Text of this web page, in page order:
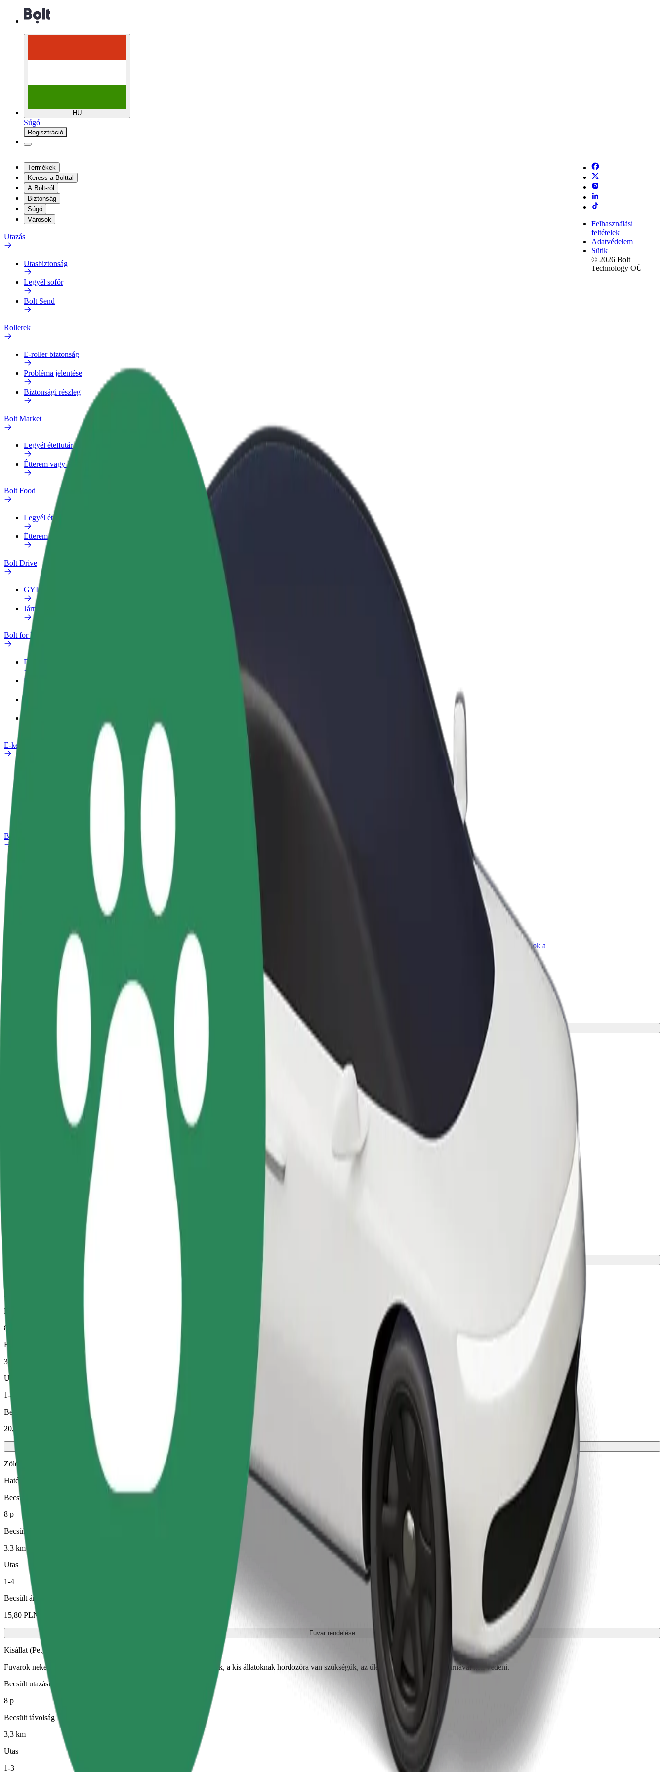
HU
Súgó
Regisztráció
Termékek
Keress a Bolttal
A Bolt-ról
Biztonság
Súgó
Városok
Utazás
Utasbiztonság
Legyél sofőr
Bolt Send
Rollerek
E-roller biztonság
Probléma jelentése
Biztonsági részleg
Bolt Market
Legyél ételfutár
Étterem vagy üzlet hozzáadása
Bolt Food
Legyél ételfutár
Étterem vagy üzlet hozzáadása
Bolt Drive
GYIK
Jármű jelentése
Bolt for Business
Előnyök
Üzleti profil
E-kerékpárok
Bolt Plus
Pénzkereseti lehetőség
igényeidre szabva
Legyél futár és részesülj heti
Bolt for Business
Bolt termékek és szolgáltatások a
vállalatodra szabva
Felhasználási
feltételek
Adatvédelem
Sütik
© 2026 Bolt
Technology OÜ
Utazás EXBUD Arena és Wojewódzki Szpital Zespolony között
A leggyorsabb utat keresed EXBUD Arena és Wojewódzki Szpital Zespolony között? Fedezd fel szolgáltatásainkat, és találd meg a tökéletes megoldást az utazásodhoz.
Irány az alkalmazás
Wojewódzki Szpital Zespolony
A kényelem és komfort már csak pár érintésre van!
Megbízható fuvarok hétköznapi, közepes méretű járművekkel.
Nagyobb autók, amelyek több lábtérrel és tárolóhellyel rendelkeznek
Becsült utazási idő
8 p
Becsült távolság
3,3 km
Utas
1-4
Becsült ár
20,00 PLN
Zöld
Hatékony fuvarok hibrid és elektromos járművekkel
Becsült utazási idő
8 p
Becsült távolság
3,3 km
Utas
1-4
Becsült ár
15,80 PLN
Fuvar rendelése
Kisállat (Pet)
Fuvarok neked és kisállatodnak. A kutyáknak kötőszárat kell viselniük, a kis állatoknak hordozóra van szükségük, az üléseket takaróval vagy párnával kell védeni.
Becsült utazási idő
8 p
Becsült távolság
3,3 km
Utas
1-3